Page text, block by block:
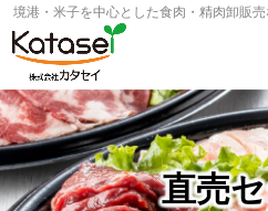
境港・米子を中心とした食肉・精肉卸販
直売